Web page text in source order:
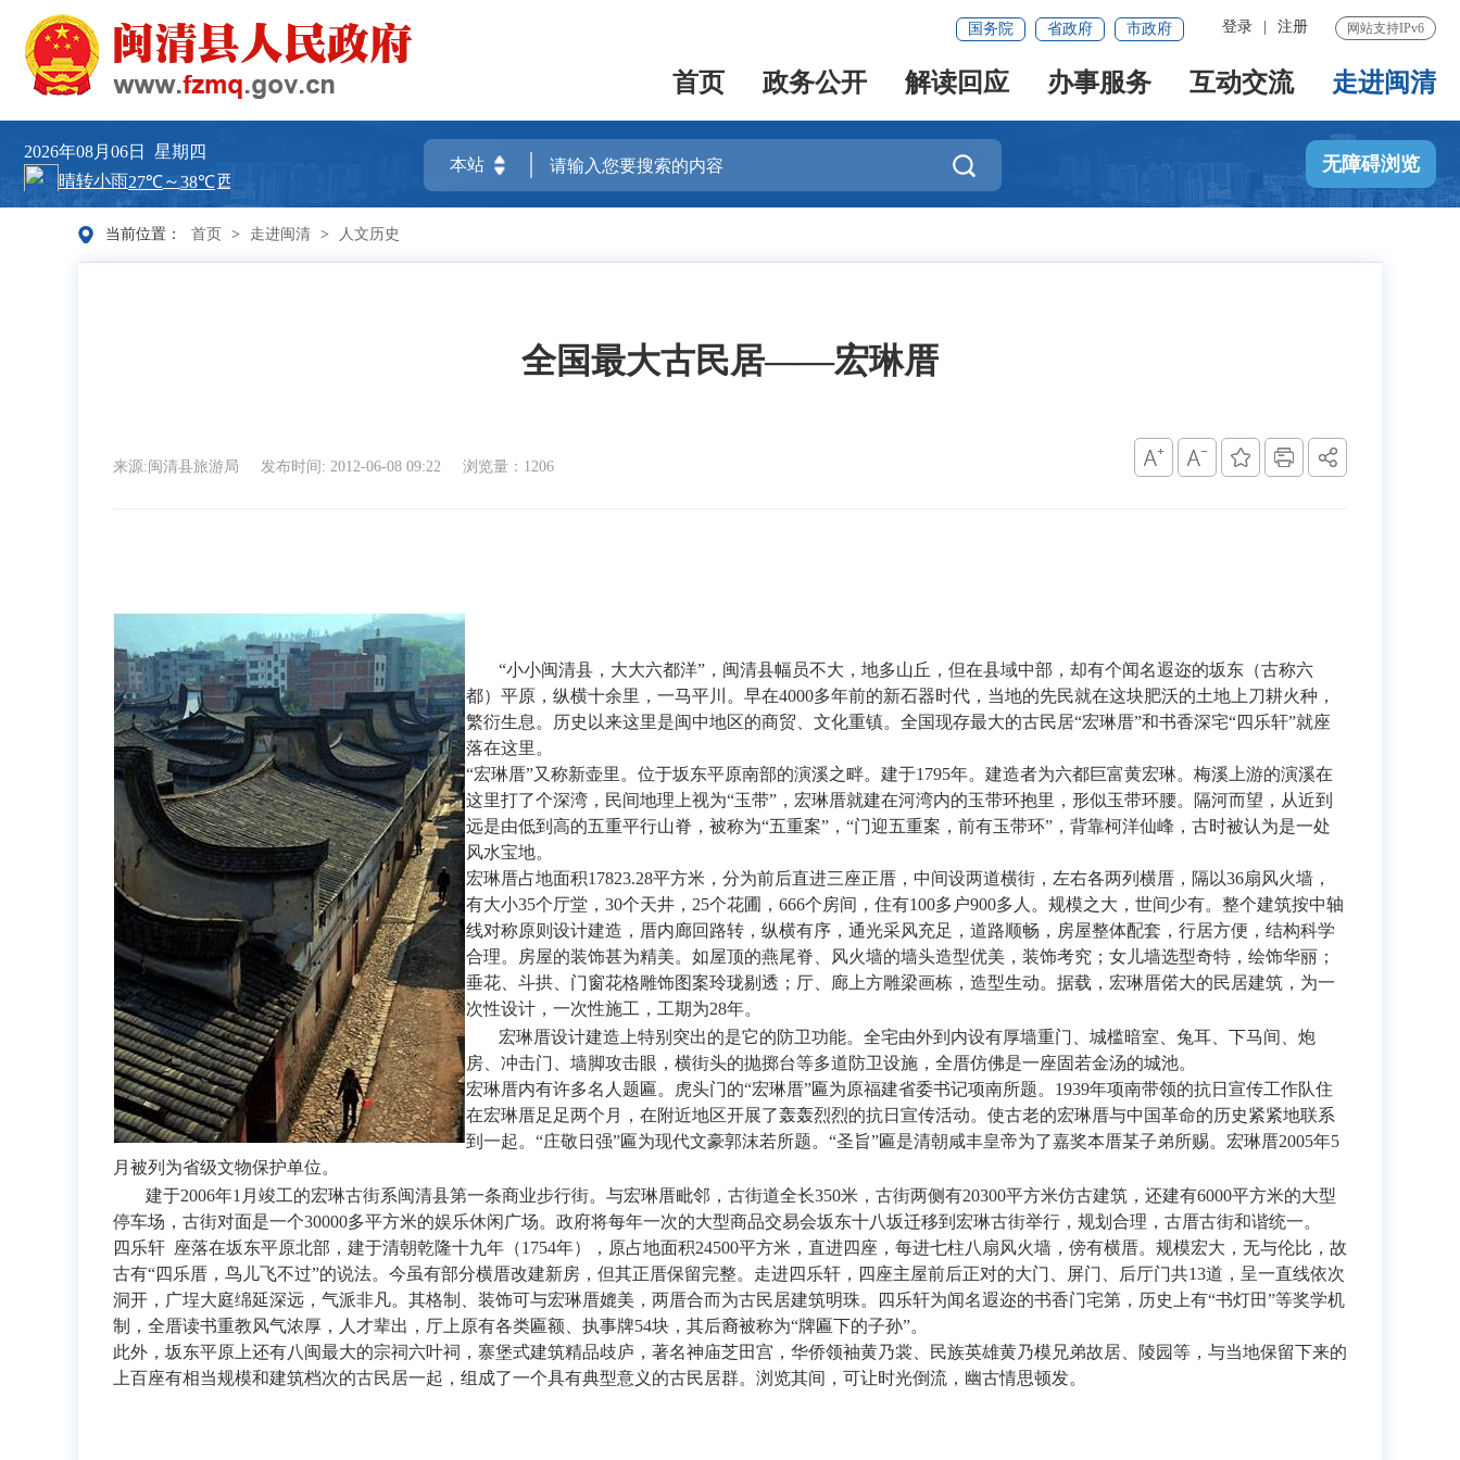
网站支持IPv6
登录 注册
国务院 省政府 市政府
首页 政务公开 解读回应 办事服务 互动交流 走进闽清
2026年08月06日 星期四
 无障碍浏览
当前位置： 首页 > 走进闽清 > 人文历史
全国最大古民居——宏琳厝
来源:闽清县旅游局 发布时间: 2012-06-08 09:22 浏览量：1206
“小小闽清县，大大六都洋”，闽清县幅员不大，地多山丘，但在县域中部，却有个闻名遐迩的坂东（古称六
都）平原，纵横十余里，一马平川。早在4000多年前的新石器时代，当地的先民就在这块肥沃的土地上刀耕火种，
繁衍生息。历史以来这里是闽中地区的商贸、文化重镇。全国现存最大的古民居“宏琳厝”和书香深宅“四乐轩”就座
落在这里。
“宏琳厝”又称新壶里。位于坂东平原南部的演溪之畔。建于1795年。建造者为六都巨富黄宏琳。梅溪上游的演溪在
这里打了个深湾，民间地理上视为“玉带”，宏琳厝就建在河湾内的玉带环抱里，形似玉带环腰。隔河而望，从近到
远是由低到高的五重平行山脊，被称为“五重案”，“门迎五重案，前有玉带环”，背靠柯洋仙峰，古时被认为是一处
风水宝地。
宏琳厝占地面积17823.28平方米，分为前后直进三座正厝，中间设两道横街，左右各两列横厝，隔以36扇风火墙，
有大小35个厅堂，30个天井，25个花圃，666个房间，住有100多户900多人。规模之大，世间少有。整个建筑按中轴
线对称原则设计建造，厝内廊回路转，纵横有序，通光采风充足，道路顺畅，房屋整体配套，行居方便，结构科学
合理。房屋的装饰甚为精美。如屋顶的燕尾脊、风火墙的墙头造型优美，装饰考究；女儿墙选型奇特，绘饰华丽；
垂花、斗拱、门窗花格雕饰图案玲珑剔透；厅、廊上方雕梁画栋，造型生动。据载，宏琳厝偌大的民居建筑，为一
次性设计，一次性施工，工期为28年。
宏琳厝设计建造上特别突出的是它的防卫功能。全宅由外到内设有厚墙重门、城槛暗室、兔耳、下马间、炮
房、冲击门、墙脚攻击眼，横街头的抛掷台等多道防卫设施，全厝仿佛是一座固若金汤的城池。
宏琳厝内有许多名人题匾。虎头门的“宏琳厝”匾为原福建省委书记项南所题。1939年项南带领的抗日宣传工作队住
在宏琳厝足足两个月，在附近地区开展了轰轰烈烈的抗日宣传活动。使古老的宏琳厝与中国革命的历史紧紧地联系
到一起。“庄敬日强”匾为现代文豪郭沫若所题。“圣旨”匾是清朝咸丰皇帝为了嘉奖本厝某子弟所赐。宏琳厝2005年5
月被列为省级文物保护单位。
建于2006年1月竣工的宏琳古街系闽清县第一条商业步行街。与宏琳厝毗邻，古街道全长350米，古街两侧有20300平方米仿古建筑，还建有6000平方米的大型
停车场，古街对面是一个30000多平方米的娱乐休闲广场。政府将每年一次的大型商品交易会坂东十八坂迁移到宏琳古街举行，规划合理，古厝古街和谐统一。
四乐轩 座落在坂东平原北部，建于清朝乾隆十九年（1754年），原占地面积24500平方米，直进四座，每进七柱八扇风火墙，傍有横厝。规模宏大，无与伦比，故
古有“四乐厝，鸟儿飞不过”的说法。今虽有部分横厝改建新房，但其正厝保留完整。走进四乐轩，四座主屋前后正对的大门、屏门、后厅门共13道，呈一直线依次
洞开，广埕大庭绵延深远，气派非凡。其格制、装饰可与宏琳厝媲美，两厝合而为古民居建筑明珠。四乐轩为闻名遐迩的书香门宅第，历史上有“书灯田”等奖学机
制，全厝读书重教风气浓厚，人才辈出，厅上原有各类匾额、执事牌54块，其后裔被称为“牌匾下的子孙”。
此外，坂东平原上还有八闽最大的宗祠六叶祠，寨堡式建筑精品歧庐，著名神庙芝田宫，华侨领袖黄乃裳、民族英雄黄乃模兄弟故居、陵园等，与当地保留下来的
上百座有相当规模和建筑档次的古民居一起，组成了一个具有典型意义的古民居群。浏览其间，可让时光倒流，幽古情思顿发。